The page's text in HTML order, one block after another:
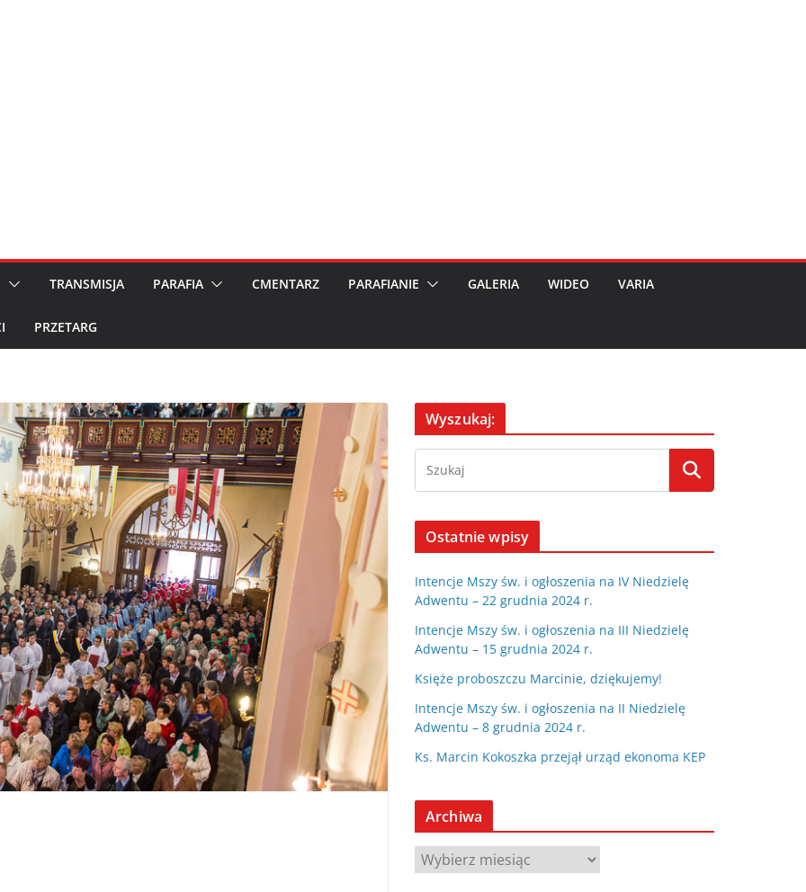
TRANSMISJA PARAFIA CMENTARZ PARAFIANIE GALERIA WIDEO VARIA
PRZETARG
Wyszukaj:
Ostatnie wpisy
Intencje Mszy św. i ogłoszenia na IV Niedzielę
Adwentu – 22 grudnia 2024 r.
Intencje Mszy św. i ogłoszenia na III Niedzielę
Adwentu – 15 grudnia 2024 r.
Księże proboszczu Marcinie, dziękujemy!
Intencje Mszy św. i ogłoszenia na II Niedzielę
Adwentu – 8 grudnia 2024 r.
Ks. Marcin Kokoszka przejął urząd ekonoma KEP
Archiwa
A
r